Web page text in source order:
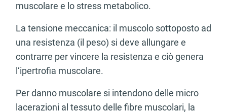
muscolare e lo stress metabolico.
La tensione meccanica: il muscolo sottoposto ad
una resistenza (il peso) si deve allungare e
contrarre per vincere la resistenza e ciò genera
l‘ipertrofia muscolare.
Per danno muscolare si intendono delle micro
lacerazioni al tessuto delle fibre muscolari, la